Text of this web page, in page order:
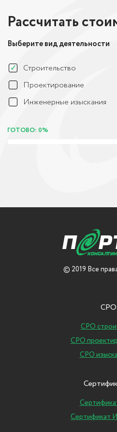
Рассчитать
Выберите вид деятельности
Строительство
Проектирование
Инженерные изыскания
ГОТОВО: 0%
© 2019 Все
СРО
СРО
СРО
СРО
Сертификат